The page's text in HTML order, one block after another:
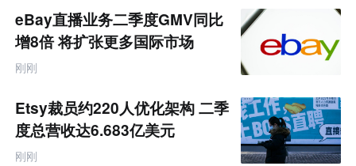
eBay直播业务二季度GMV同比
增8倍 将扩张更多国际市场
刚刚
Etsy裁员约220人优化架构 二季
度总营收达6.683亿美元
刚刚